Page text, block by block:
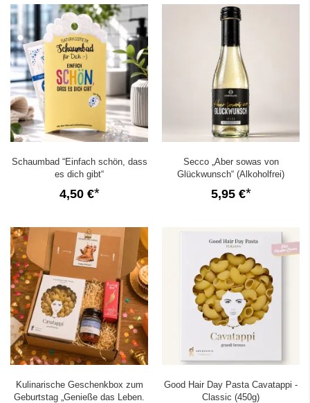
Schaumbad “Einfach schön, dass
es dich gibt“
4,50 €
Secco „Aber sowas von
Glückwunsch“ (Alkoholfrei)
5,95 €
Kulinarische Geschenkbox zum
Geburtstag „Genieße das Leben.
Good Hair Day Pasta Cavatappi -
Classic (450g)